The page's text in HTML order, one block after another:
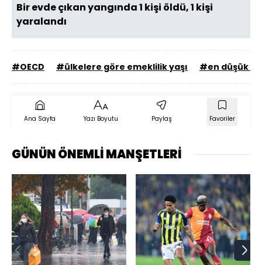
Bir evde çıkan yangında 1 kişi öldü, 1 kişi
yaralandı
#OECD #ülkelere göre emeklilik yaşı #en düşük
Ana Sayfa Yazı Boyutu Paylaş Favoriler
GÜNÜN ÖNEMLİ MANŞETLERİ